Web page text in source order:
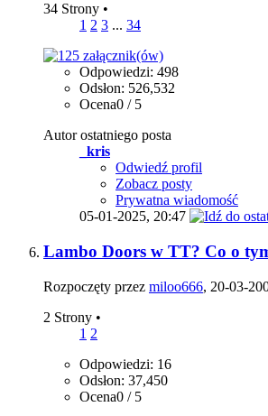
34 Strony •
1 2 3 ... 34
Odpowiedzi: 498
Odsłon: 526,532
Ocena0 / 5
Autor ostatniego posta
_kris
Odwiedź profil
Zobacz posty
Prywatna wiadomość
05-01-2025, 20:47
Lambo Doors w TT? Co o
Rozpoczęty przez miloo666, 20-03-
2 Strony •
1 2
Odpowiedzi: 16
Odsłon: 37,450
Ocena0 / 5